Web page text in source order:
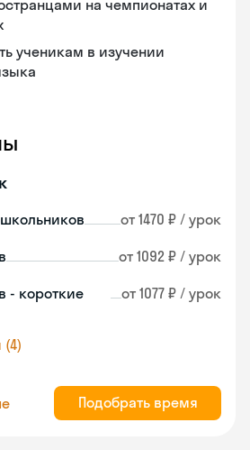
на чемпионатах и
ученикам в изучении
от 1470 ₽ / урок
от 1092 ₽ / урок
- короткие
от 1077 ₽ / урок
(4)
Подобрать время